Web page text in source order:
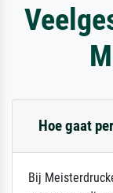
Hoe gaat
Bij